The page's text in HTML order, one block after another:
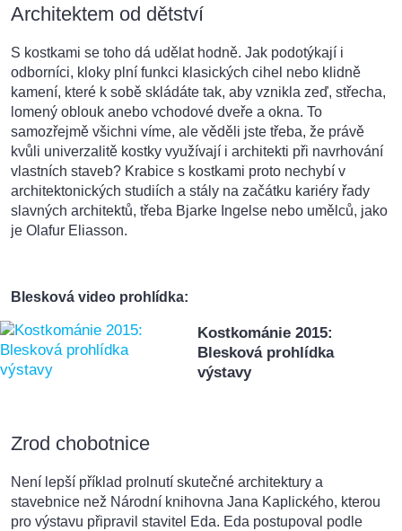
Architektem od dětství
S kostkami se toho dá udělat hodně. Jak podotýkají i
odborníci, kloky plní funkci klasických cihel nebo klidně
kamení, které k sobě skládáte tak, aby vznikla zeď, střecha,
lomený oblouk anebo vchodové dveře a okna. To
samozřejmě všichni víme, ale věděli jste třeba, že právě
kvůli univerzalitě kostky využívají i architekti při navrhování
vlastních staveb? Krabice s kostkami proto nechybí v
architektonických studiích a stály na začátku kariéry řady
slavných architektů, třeba Bjarke Ingelse nebo umělců, jako
je Olafur Eliasson.
Blesková video prohlídka:
Kostkománie 2015:
Blesková prohlídka
výstavy
Zrod chobotnice
Není lepší příklad prolnutí skutečné architektury a
stavebnice než Národní knihovna Jana Kaplického, kterou
pro výstavu připravil stavitel Eda. Eda postupoval podle